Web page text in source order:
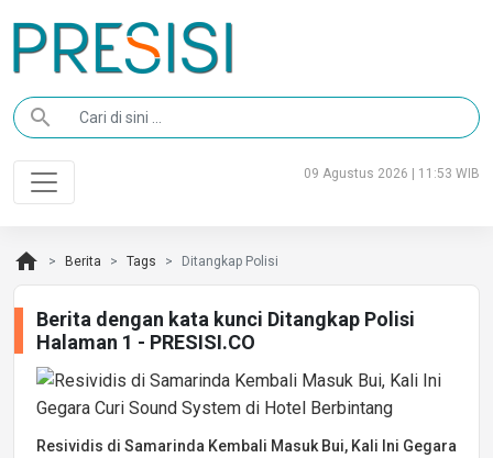
search
09 Agustus 2026 | 11:53 WIB
home Berita Tags Ditangkap Polisi
Berita dengan kata kunci Ditangkap Polisi
Halaman 1 - PRESISI.CO
Resividis di Samarinda Kembali Masuk Bui, Kali Ini Gegara